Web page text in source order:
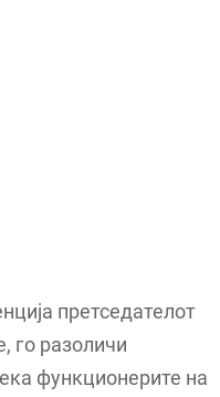
претседателот
го разоличи
функционерите на